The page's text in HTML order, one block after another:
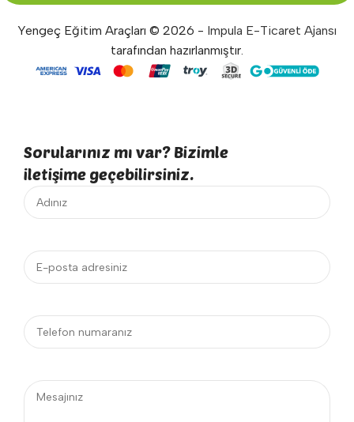
Yengeç Eğitim Araçları © 2026 - Impula E-Ticaret Ajansı
tarafından hazırlanmıştır.
Sorularınız mı var? Bizimle
iletişime geçebilirsiniz.